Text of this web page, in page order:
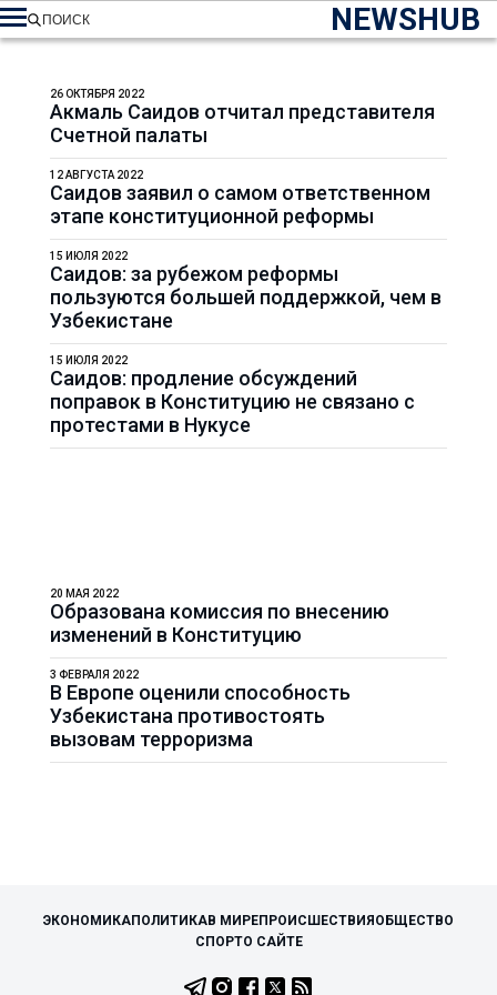
NEWSHUB
ПОИСК
Акмаль Саидов отчитал представителя
Счетной палаты
26 ОКТЯБРЯ 2022
Саидов заявил о самом ответственном
этапе конституционной реформы
12 АВГУСТА 2022
Саидов: за рубежом реформы
пользуются большей поддержкой, чем в
Узбекистане
15 ИЮЛЯ 2022
Саидов: продление обсуждений
поправок в Конституцию не связано с
протестами в Нукусе
15 ИЮЛЯ 2022
Образована комиссия по внесению
изменений в Конституцию
20 МАЯ 2022
В Европе оценили способность
Узбекистана противостоять
вызовам терроризма
3 ФЕВРАЛЯ 2022
ЭКОНОМИКАПОЛИТИКАВ МИРЕПРОИСШЕСТВИЯ ОБЩЕСТВО
СПОРТО САЙТЕ